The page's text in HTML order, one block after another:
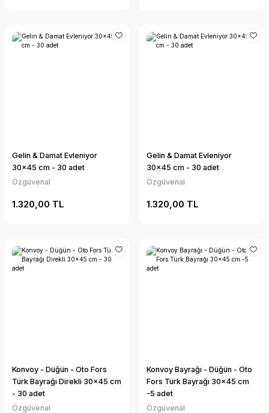
Gelin & Damat Evleniyor
30x45 cm - 30 adet
Özgüvenal
1.320,00 TL
Gelin & Damat Evleniyor
30x45 cm - 30 adet
Özgüvenal
1.320,00 TL
Konvoy - Düğün - Oto Fors
Türk Bayrağı Direkli 30x45 cm
- 30 adet
Özgüvenal
Konvoy Bayrağı - Düğün - Oto
Fors Türk Bayrağı 30x45 cm
-5 adet
Özgüvenal